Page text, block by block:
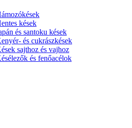
kések
és santoku kések
és cukrászkések
sajthoz és vajhoz
és fenőacélok